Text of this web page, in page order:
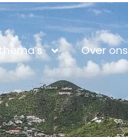
Over ons